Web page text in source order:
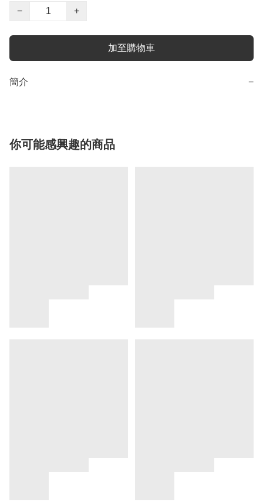
−
+
加至購物車
簡介 −
你可能感興趣的商品